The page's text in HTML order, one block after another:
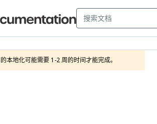
本地化可能需要 1-2 周的时间才能完成。